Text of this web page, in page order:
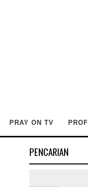
PRAY ON TV
PENCARIAN